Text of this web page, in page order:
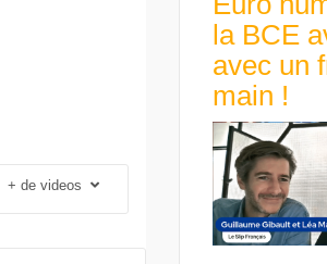
+ de videos
la BCE
avec un
main !